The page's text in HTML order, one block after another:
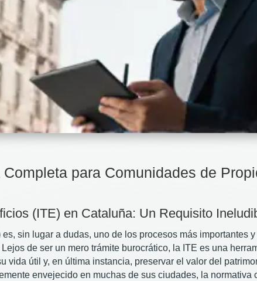
para Comunidades de
(ITE) en Cataluña: Un Requisito
sin lugar a dudas, uno de los procesos más importantes
de ser un mero trámite burocrático, la ITE es una
vida útil y, en última instancia, preservar el valor del
envejecido en muchas de sus ciudades, la